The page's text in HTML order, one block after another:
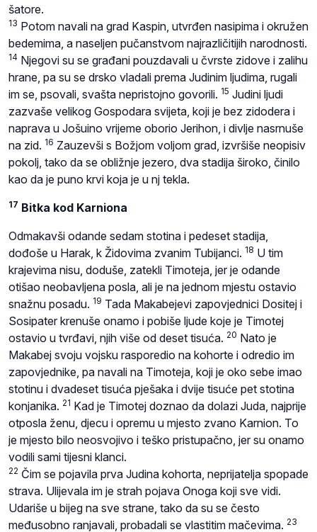
šatore.
13 Potom navali na grad Kaspin, utvrđen nasipima i okružen
bedemima, a naseljen pučanstvom najrazličitijih narodnosti.
14 Njegovi su se građani pouzdavali u čvrste zidove i zalihu
hrane, pa su se drsko vladali prema Judinim ljudima, rugali
im se, psovali, svašta nepristojno govorili. 15 Judini ljudi
zazvaše velikog Gospodara svijeta, koji je bez zidodera i
naprava u Jošuino vrijeme oborio Jerihon, i divlje nasrnuše
na zid. 16 Zauzevši s Božjom voljom grad, izvršiše neopisiv
pokolj, tako da se obližnje jezero, dva stadija široko, činilo
kao da je puno krvi koja je u nj tekla.
17 Bitka kod Karniona
Odmakavši odande sedam stotina i pedeset stadija,
dođoše u Harak, k Židovima zvanim Tubijanci. 18 U tim
krajevima nisu, doduše, zatekli Timoteja, jer je odande
otišao neobavljena posla, ali je na jednom mjestu ostavio
snažnu posadu. 19 Tada Makabejevi zapovjednici Dositej i
Sosipater krenuše onamo i pobiše ljude koje je Timotej
ostavio u tvrđavi, njih više od deset tisuća. 20 Nato je
Makabej svoju vojsku rasporedio na kohorte i odredio im
zapovjednike, pa navali na Timoteja, koji je oko sebe imao
stotinu i dvadeset tisuća pješaka i dvije tisuće pet stotina
konjanika. 21 Kad je Timotej doznao da dolazi Juda, najprije
otposla ženu, djecu i opremu u mjesto zvano Karnion. To
je mjesto bilo neosvojivo i teško pristupačno, jer su onamo
vodili sami tijesni klanci.
22 Čim se pojavila prva Judina kohorta, neprijatelja spopade
strava. Ulijevala im je strah pojava Onoga koji sve vidi.
Udariše u bijeg na sve strane, tako da su se često
međusobno ranjavali, probadali se vlastitim mačevima. 23